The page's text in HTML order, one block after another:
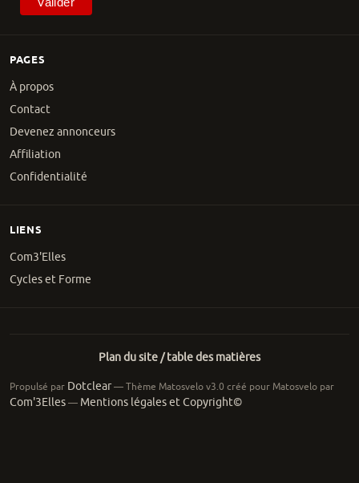
PAGES
À propos
Contact
Devenez annonceurs
Affiliation
Confidentialité
LIENS
Com3'Elles
Cycles et Forme
Plan du site / table des matières
Propulsé par Dotclear— Thème Matosvelo v3.0 créé pour Matosvelo par
Com'3Elles— Mentions légales et Copyright©